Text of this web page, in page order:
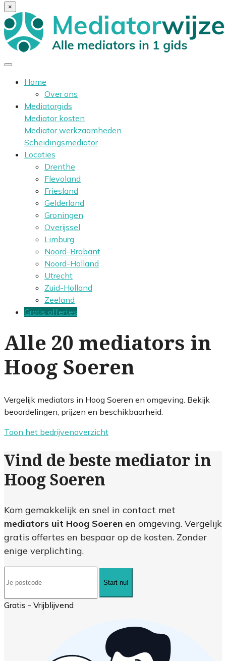
×
Home
Over ons
Mediatorgids
Mediator kosten
Mediator werkzaamheden
Scheidingsmediator
Locaties
Drenthe
Flevoland
Friesland
Gelderland
Groningen
Overijssel
Limburg
Noord-Brabant
Noord-Holland
Utrecht
Zuid-Holland
Zeeland
Gratis offertes
Alle 20 mediators in
Hoog Soeren
Vergelijk mediators in Hoog Soeren en omgeving. Bekijk
beoordelingen, prijzen en beschikbaarheid.
Toon het bedrijvenoverzicht
Vind de beste mediator in
Hoog Soeren
Kom gemakkelijk en snel in contact met
mediators uit Hoog Soeren en omgeving. Vergelijk
gratis offertes en bespaar op de kosten. Zonder
enige verplichting.
Start nu!
Gratis - Vrijblijvend